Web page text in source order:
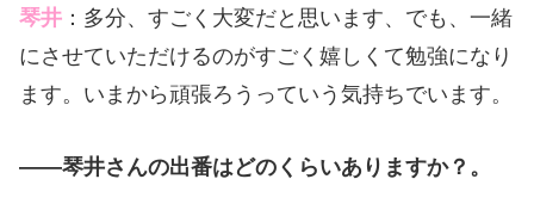
琴井 ：多分、すごく大変だと思います、でも、一緒
にさせていただけるのがすごく嬉しくて勉強になり
ます。いまから頑張ろうっていう気持ちでいます。
――琴井さんの出番はどのくらいありますか？。